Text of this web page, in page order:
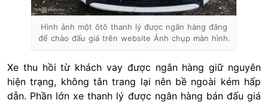
Hình ảnh một ôtô thanh lý được ngân hàng đăng
để chào đấu giá trên website Ảnh chụp màn hình.
Xe thu hồi từ khách vay được ngân hàng giữ nguyên
hiện trạng, không tân trang lại nên bề ngoài kém hấp
dẫn. Phần lớn xe thanh lý được ngân hàng bán đấu giá